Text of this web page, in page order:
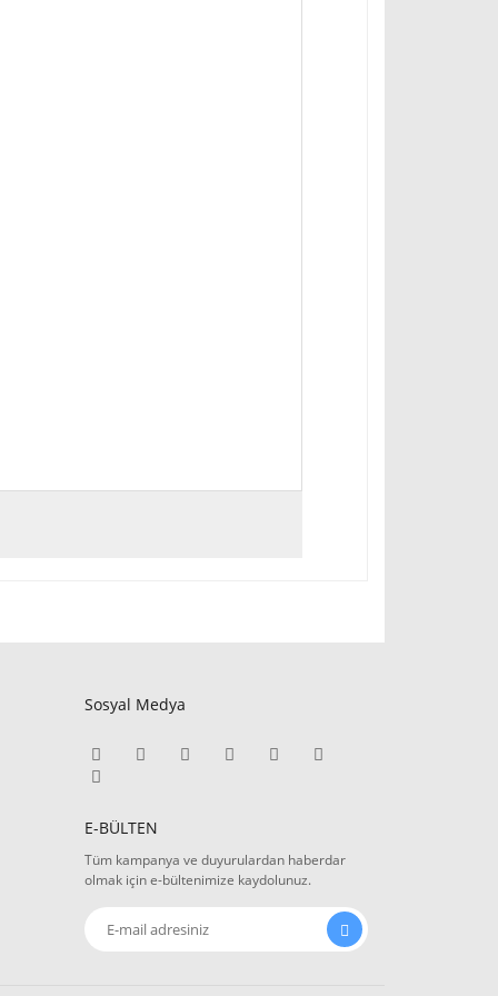
Sosyal Medya
E-BÜLTEN
Tüm kampanya ve duyurulardan haberdar
olmak için e-bültenimize kaydolunuz.